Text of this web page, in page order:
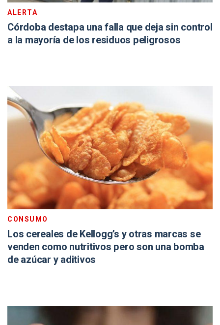
ALERTA
Córdoba destapa una falla que deja sin control
a la mayoría de los residuos peligrosos
CONSUMO
Los cereales de Kellogg’s y otras marcas se
venden como nutritivos pero son una bomba
de azúcar y aditivos